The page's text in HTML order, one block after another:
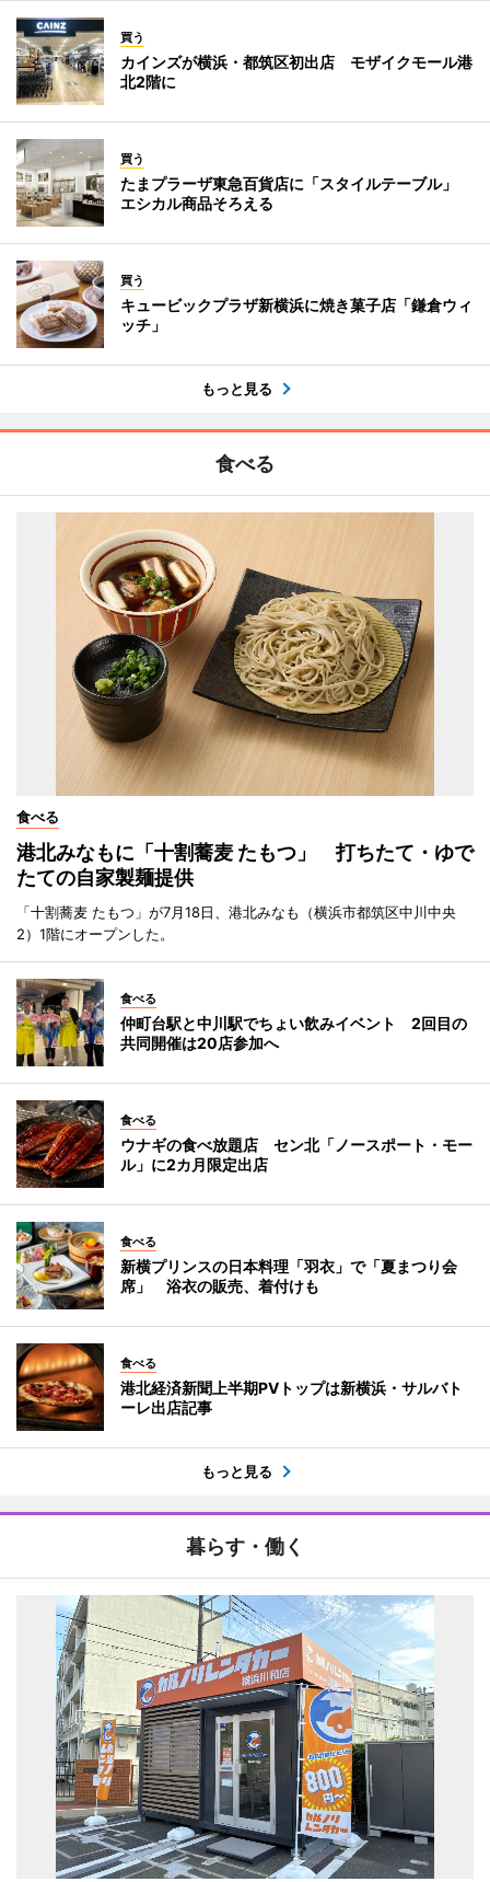
買う
カインズが横浜・都筑区初出店 モザイクモール港
北2階に
買う
たまプラーザ東急百貨店に「スタイルテーブル」
エシカル商品そろえる
買う
キュービックプラザ新横浜に焼き菓子店「鎌倉ウィ
ッチ」
もっと見る
食べる
食べる
港北みなもに「十割蕎麦 たもつ」 打ちたて・ゆで
たての自家製麺提供
「十割蕎麦 たもつ」が7月18日、港北みなも（横浜市都筑区中川中央
2）1階にオープンした。
食べる
仲町台駅と中川駅でちょい飲みイベント 2回目の
共同開催は20店参加へ
食べる
ウナギの食べ放題店 セン北「ノースポート・モー
ル」に2カ月限定出店
食べる
新横プリンスの日本料理「羽衣」で「夏まつり会
席」 浴衣の販売、着付けも
食べる
港北経済新聞上半期PVトップは新横浜・サルバト
ーレ出店記事
もっと見る
暮らす・働く